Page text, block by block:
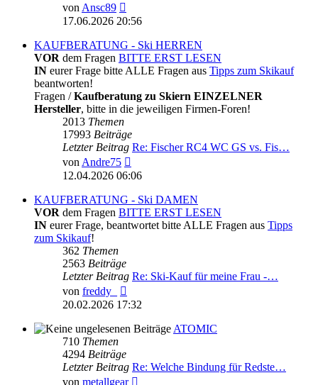
von Ansc89
Beitrag
17.06.2026 20:56
KAUFBERATUNG - Ski HERREN
VOR dem Fragen BITTE ERST LESEN
IN eurer Frage bitte ALLE Fragen aus Tipps zum Skikauf
beantworten!
Fragen /Kaufberatung zu Skiern EINZELNER
Hersteller, bitte in die jeweiligen Firmen-Foren!
2013 Themen
17993 Beiträge
Letzter Beitrag Re: Fischer RC4 WC GS vs. Fis…
von Andre75
Beitrag
12.04.2026 06:06
KAUFBERATUNG - Ski DAMEN
VOR dem Fragen BITTE ERST LESEN
IN eurer Frage, beantwortet bitte ALLE Fragen aus Tipps
zum Skikauf!
362 Themen
2563 Beiträge
Letzter Beitrag Re: Ski-Kauf für meine Frau -…
von freddy_
Beitrag
20.02.2026 17:32
ATOMIC
710 Themen
4294 Beiträge
Letzter Beitrag Re: Welche Bindung für Redste…
von metallgear